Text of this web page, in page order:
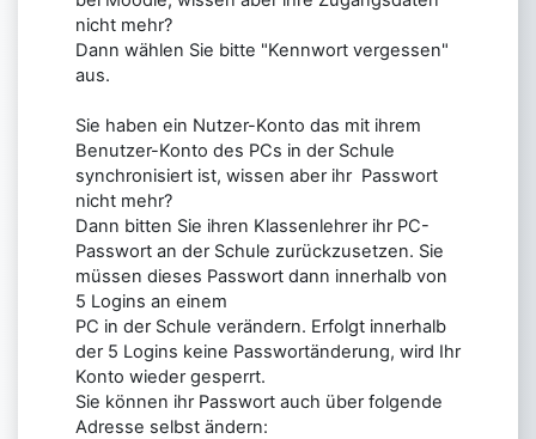
nicht mehr?
Dann wählen Sie bitte "Kennwort vergessen"
aus.
Sie haben ein Nutzer-Konto das mit ihrem
Benutzer-Konto des PCs in der Schule
synchronisiert ist, wissen aber ihr Passwort
nicht mehr?
Dann bitten Sie ihren Klassenlehrer ihr PC-
Passwort an der Schule zurückzusetzen. Sie
müssen dieses Passwort dann innerhalb von
5 Logins an einem
PC in der Schule verändern. Erfolgt innerhalb
der 5 Logins keine Passwortänderung, wird Ihr
Konto wieder gesperrt.
Sie können ihr Passwort auch über folgende
Adresse selbst ändern: